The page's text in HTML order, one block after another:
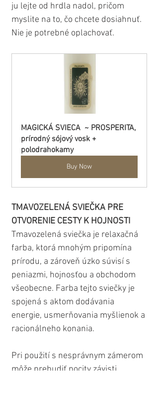
ju lejte od hrdla nadol, pričom
myslite na to, čo chcete dosiahnuť.
Nie je potrebné oplachovať.
MAGICKÁ SVIECA  ~ PROSPERITA,
prírodný sójový vosk +
polodrahokamy
Buy Now
TMAVOZELENÁ SVIEČKA PRE
OTVORENIE CESTY K HOJNOSTI
Tmavozelená sviečka je relaxačná
farba, ktorá mnohým pripomína
prírodu, a zároveň úzko súvisí s
peniazmi, hojnosťou a obchodom
všeobecne. Farba tejto sviečky je
spojená s aktom dodávania
energie, usmerňovania myšlienok a
racionálneho konania.
Pri použití s nesprávnym zámerom
môže prebudiť pocity závisti,